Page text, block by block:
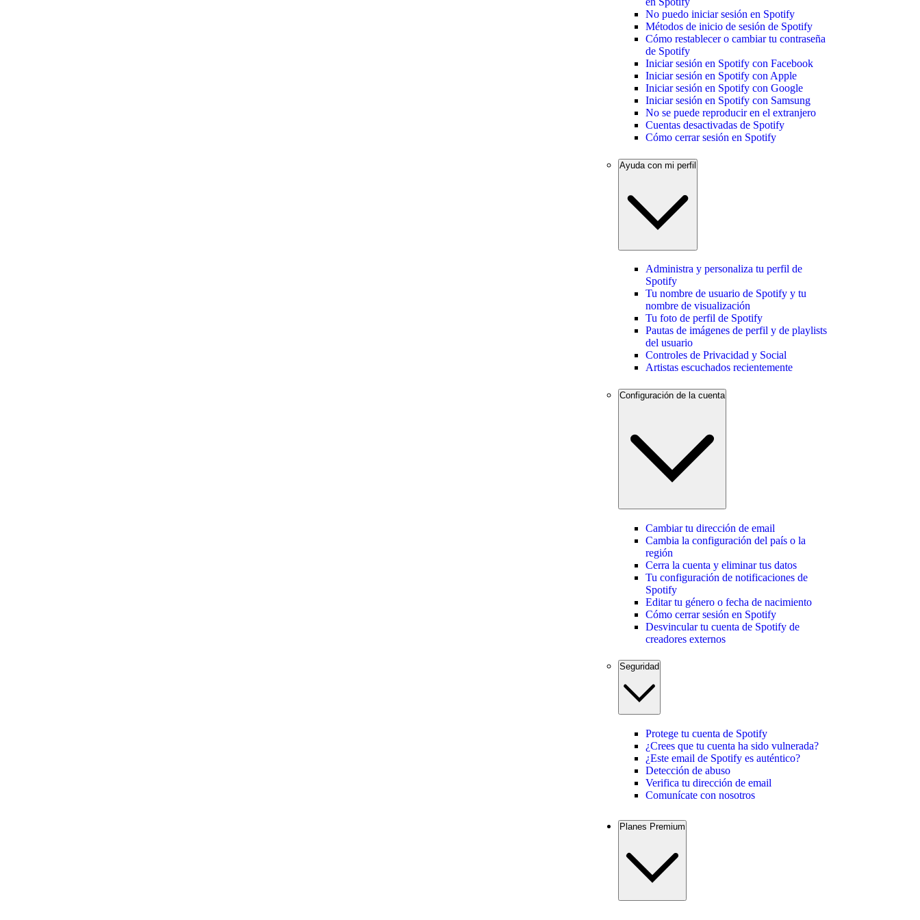
No puedo iniciar sesión en Spotify
Métodos de inicio de sesión de Spotify
Cómo restablecer o cambiar tu contraseña
de Spotify
Iniciar sesión en Spotify con Facebook
Iniciar sesión en Spotify con Apple
Iniciar sesión en Spotify con Google
Iniciar sesión en Spotify con Samsung
No se puede reproducir en el extranjero
Cuentas desactivadas de Spotify
Cómo cerrar sesión en Spotify
Ayuda con mi perfil
Administra y personaliza tu perfil de
Spotify
Tu nombre de usuario de Spotify y tu
nombre de visualización
Tu foto de perfil de Spotify
Pautas de imágenes de perfil y de playlists
del usuario
Controles de Privacidad y Social
Artistas escuchados recientemente
Configuración de la cuenta
Cambiar tu dirección de email
Cambia la configuración del país o la
región
Cerra la cuenta y eliminar tus datos
Tu configuración de notificaciones de
Spotify
Editar tu género o fecha de nacimiento
Cómo cerrar sesión en Spotify
Desvincular tu cuenta de Spotify de
creadores externos
Seguridad
Protege tu cuenta de Spotify
¿Crees que tu cuenta ha sido vulnerada?
¿Este email de Spotify es auténtico?
Detección de abuso
Verifica tu dirección de email
Comunícate con nosotros
Planes Premium